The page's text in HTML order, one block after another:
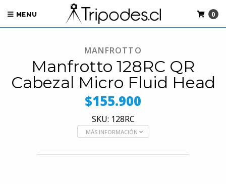
MENU 0
MANFROTTO
Manfrotto 128RC QR
Cabezal Micro Fluid Head
$155.900
SKU: 128RC
MÁS INFORMACIÓN